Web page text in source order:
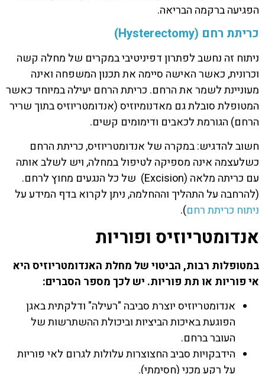
הפגיעה ברקמה הבריאה.
כריתת רחם (Hysterectomy)
ניתוח זה נחשב לפתרון דפיניטיבי במקרים של מחלה קשה
וכרונית, כאשר האישה סיימה את תכנון המשפחה ואינה
מעוניינת לשמר את הרחם. כריתת הרחם יעילה במיוחד כאשר
המטופלת סובלת גם מאדנומיוזיס (אנדומטריוזיס בתוך שריר
הרחם) הגורמת לכאבים ודימומים קשים.
חשוב להדגיש: במקרה של אנדומטריוזיס, כריתת הרחם
כשלעצמה אינה מספיקה לטיפול במחלה, ויש לשלב אותה
עם כריתה מלאה (Excision) של כל הנגעים מחוץ לרחם.
(להרחבה על התהליך וההחלמה, ניתן לקרוא בדף המידע על
ניתוח כריתת רחם).
אנדומטריוזיס ופוריות
במטופלות רבות, הביטוי של מחלת האנדומטריוזיס היא
אי פוריות או תת פוריות. יש לכך מספר הסברים:
אנדומטריוזיס יוצרת סביבה "רעילה" ודלקתית באגן
הפוגעת באיכות הביציות וביכולת ההשתרשות של
העובר ברחם.
הידבקויות סביב החצוצרות עלולות לגרום לאי פוריות
על רקע מכני (חסימתי).